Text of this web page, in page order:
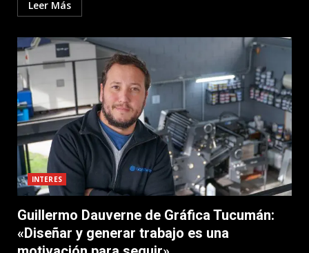
Leer Más
INTERES
Guillermo Dauverne de Gráfica Tucumán:
«Diseñar y generar trabajo es una